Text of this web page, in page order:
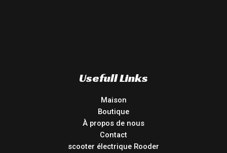
Usefull Links
Maison
Boutique
À propos de nous
Contact
scooter électrique Rooder